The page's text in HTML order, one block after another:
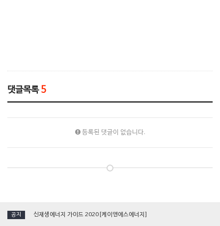
댓글목록 5
등록된 댓글이 없습니다.
공지 신재생에너지 가이드 2020[케이앤에스에너지]